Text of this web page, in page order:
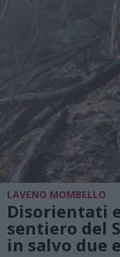
LAVENO MOMBELLO
Disorientati
sentiero del
in salvo due